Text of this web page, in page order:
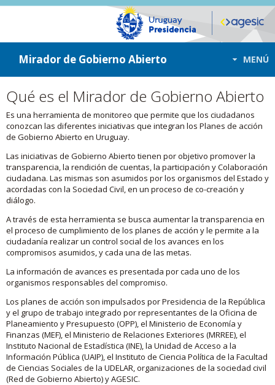
ir a contenido
ir al menú
Mirador de Gobierno Abierto MENÚ
Qué es el Mirador de Gobierno Abierto
Es una herramienta de monitoreo que permite que los ciudadanos
conozcan las diferentes iniciativas que integran los Planes de acción
de Gobierno Abierto en Uruguay.
Las iniciativas de Gobierno Abierto tienen por objetivo promover la
transparencia, la rendición de cuentas, la participación y Colaboración
ciudadana. Las mismas son asumidos por los organismos del Estado y
acordadas con la Sociedad Civil, en un proceso de co-creación y
diálogo.
A través de esta herramienta se busca aumentar la transparencia en
el proceso de cumplimiento de los planes de acción y le permite a la
ciudadanía realizar un control social de los avances en los
compromisos asumidos, y cada una de las metas.
La información de avances es presentada por cada uno de los
organismos responsables del compromiso.
Los planes de acción son impulsados por Presidencia de la República
y el grupo de trabajo integrado por representantes de la Oficina de
Planeamiento y Presupuesto (OPP), el Ministerio de Economía y
Finanzas (MEF), el Ministerio de Relaciones Exteriores (MRREE), el
Instituto Nacional de Estadística (INE), la Unidad de Acceso a la
Información Pública (UAIP), el Instituto de Ciencia Política de la Facultad
de Ciencias Sociales de la UDELAR, organizaciones de la sociedad civil
(Red de Gobierno Abierto) y AGESIC.